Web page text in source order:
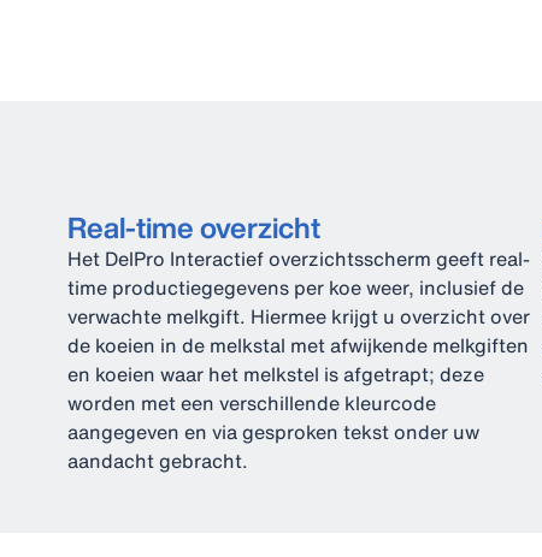
Real-time overzicht
Het DelPro Interactief overzichtsscherm geeft real-
time productiegegevens per koe weer, inclusief de
verwachte melkgift. Hiermee krijgt u overzicht over
de koeien in de melkstal met afwijkende melkgiften
en koeien waar het melkstel is afgetrapt; deze
worden met een verschillende kleurcode
aangegeven en via gesproken tekst onder uw
aandacht gebracht.